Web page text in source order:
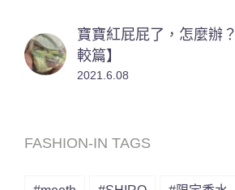
寶寶紅屁屁了，怎麼辦
較篇】
2021.6.08
FASHION-IN TAGS